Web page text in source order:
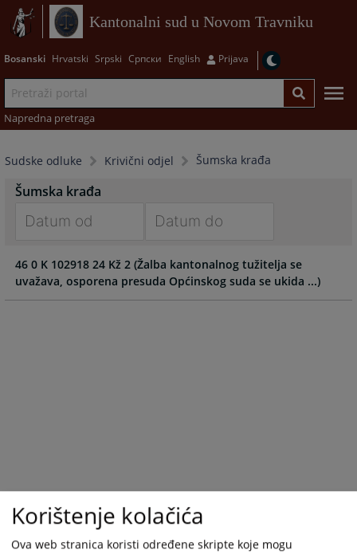
Kantonalni sud u Novom Travniku
Bosanski Hrvatski Srpski Српски English Prijava
Napredna pretraga
Sudske odluke Krivični odjel Šumska krađa
Šumska krađa
forward
to
interact
mark
key
to
get
forward
to
interact
mark
key
to
get
46 0 K 102918 24 Kž 2 (Žalba kantonalnog tužitelja se
uvažava, osporena presuda Općinskog suda se ukida ...)
Korištenje kolačića
Ova web stranica koristi određene skripte koje mogu